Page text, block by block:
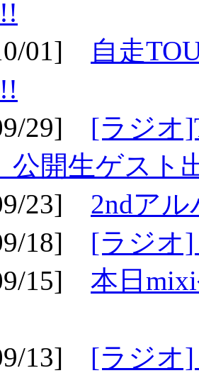
01]
自走
29] [ラジオ
公開生ゲスト
23] 2ndア
18] [ラジオ
15] 本日
13] [ラジオ]